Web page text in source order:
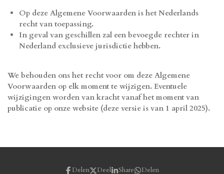
Op deze Algemene Voorwaarden is het Nederlands
recht van toepassing.
In geval van geschillen zal een bevoegde rechter in
Nederland exclusieve jurisdictie hebben.
We behouden ons het recht voor om deze Algemene
Voorwaarden op elk moment te wijzigen. Eventuele
wijzigingen worden van kracht vanaf het moment van
publicatie op onze website (deze versie is van 1 april 2025).
Delen Deel Share Delen